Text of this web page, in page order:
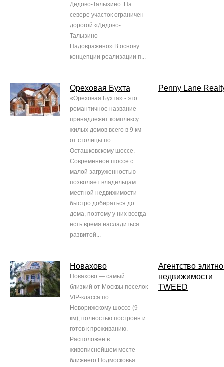
Дедово-Талызино. На
севере участок ограничен
дорогой «Дедово-
Талызино –
Надовражино».В основу
концепции реализации п...
Ореховая Бухта
«Ореховая Бухта» - это
романтичное название
принадлежит комплексу
жилых домов всего в 9 км
от столицы по
Осташковскому шоссе.
Современное шоссе с
малой загруженностью
позволяет владельцам
местной недвижимости
быстро добираться до
дома, поэтому у них всегда
есть время насладиться
развитой...
Penny Lane
Новахово
Новахово — самый
близкий от Москвы поселок
VIP-класса по
Новорижскому шоссе (9
км), полностью построен и
готов к проживанию.
Расположен в
живописнейшем месте
ближнего Подмосковья:
Агентство
недвижимости
TWEED